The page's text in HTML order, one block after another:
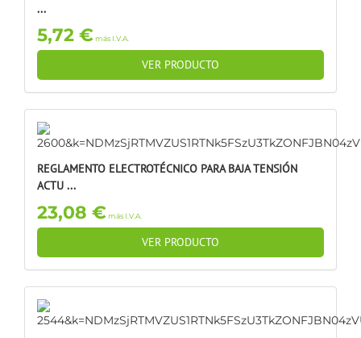
...
5,72 €más I.V.A.
VER PRODUCTO
REGLAMENTO ELECTROTÉCNICO PARA BAJA TENSIÓN
ACTU ...
23,08 €más I.V.A.
VER PRODUCTO